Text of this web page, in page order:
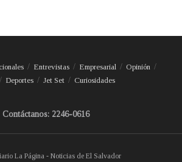
Entrevistas Empresarial
Opinión
Deportes Jet Set Curiosidades
Contáctanos: 2246-0616
La Página - Noticias de El Salvador